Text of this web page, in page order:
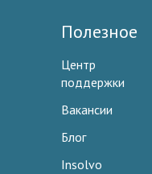
Полезное
Центр
поддержки
Вакансии
Блог
Insolvo